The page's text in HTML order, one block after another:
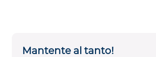
Mantente al tanto!